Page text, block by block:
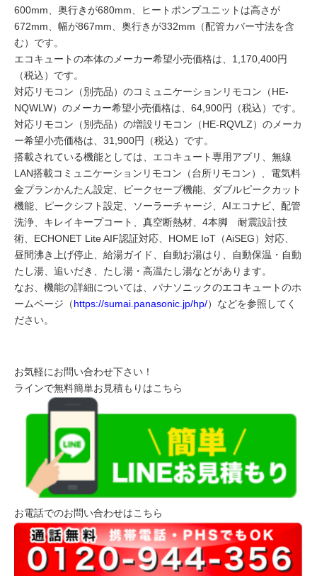
600mm、奥行きが680mm、ヒートポンプユニットは高さが
672mm、幅が867mm、奥行きが332mm（配管カバー寸法を含
む）です。
エコキュートの本体のメーカー希望小売価格は、1,170,400円
（税込）です。
対応リモコン（別売品）のコミュニケーションリモコン（HE-
NQWLW）のメーカー希望小売価格は、64,900円（税込）です。
対応リモコン（別売品）の増設リモコン（HE-RQVLZ）のメーカ
ー希望小売価格は、31,900円（税込）です。
搭載されている機能としては、エコキュート専用アプリ、無線
LAN搭載コミュニケーションリモコン（台所リモコン）、電気料
金プランかんたん設定、ピークセーブ機能、ダブルピークカット
機能、ピークシフト設定、ソーラーチャージ、AIエコナビ、配管
洗浄、キレイキープコート、真空断熱材、4本脚 耐震設計技
術、ECHONET Lite AIF認証対応、HOME IoT（AiSEG）対応、
昼間沸き上げ停止、給湯ガイド、自動お湯はり、自動保温・自動
たし湯、追いだき、たし湯・高温たし湯などがあります。
なお、機能の詳細については、パナソニックのエコキュートのホ
ームページ（https://sumai.panasonic.jp/hp/）などを参照してく
ださい。
お気軽にお問い合わせ下さい！
ラインで無料簡単お見積もりはこちら
お電話でのお問い合わせはこちら